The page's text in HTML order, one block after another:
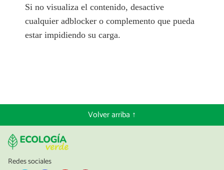
Si no visualiza el contenido, desactive
cualquier adblocker o complemento que pueda
estar impidiendo su carga.
Volver arriba ↑
Redes sociales